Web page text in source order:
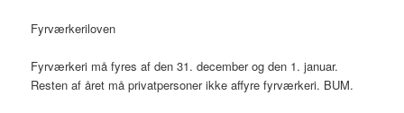
Fyrværkeriloven
Fyrværkeri må fyres af den 31. december og den 1. januar.
Resten af året må privatpersoner ikke affyre fyrværkeri. BUM.